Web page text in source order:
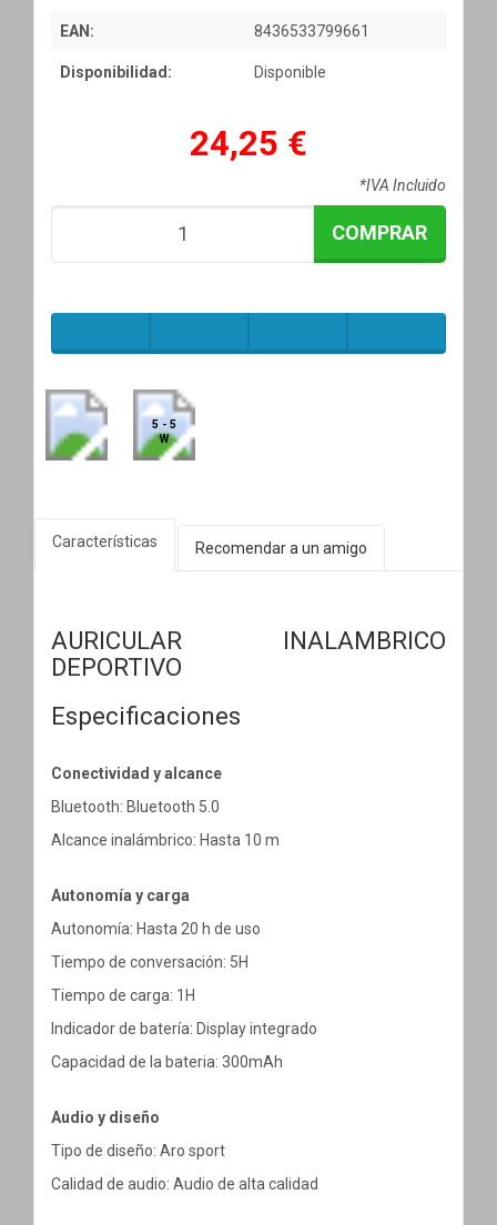
EAN: 8436533799661
Disponibilidad: Disponible
24,25 €
*IVA Incluido
COMPRAR
5 - 5
W
Características Recomendar a un amigo
AURICULAR INALAMBRICO
DEPORTIVO
Especificaciones
Conectividad y alcance
Bluetooth: Bluetooth 5.0
Alcance inalámbrico: Hasta 10 m
Autonomía y carga
Autonomía: Hasta 20 h de uso
Tiempo de conversación: 5H
Tiempo de carga: 1H
Indicador de batería: Display integrado
Capacidad de la bateria: 300mAh
Audio y diseño
Tipo de diseño: Aro sport
Calidad de audio: Audio de alta calidad